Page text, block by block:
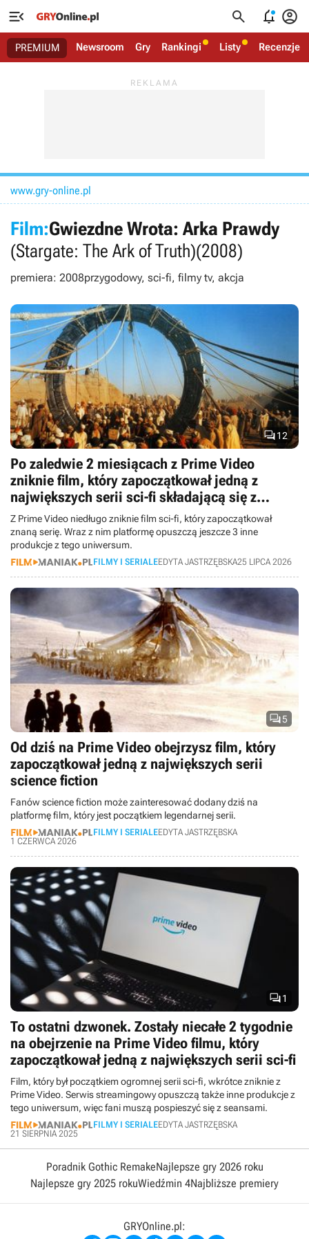
   
PREMIUM Newsroom Gry Rankingi Listy Recenzje
www.gry-online.pl
Film:Gwiezdne Wrota: Arka Prawdy
(Stargate: The Ark of Truth)(2008)
premiera: 2008przygodowy, sci-fi, filmy tv, akcja
12
Po zaledwie 2 miesiącach z Prime Video
zniknie film, który zapoczątkował jedną z
największych serii sci-fi składającą się z
prawie 400 odcinków
Z Prime Video niedługo zniknie film sci-fi, który zapoczątkował
znaną serię. Wraz z nim platformę opuszczą jeszcze 3 inne
produkcje z tego uniwersum.
FILMY I SERIALEEDYTA JASTRZĘBSKA25 LIPCA 2026
5
Od dziś na Prime Video obejrzysz film, który
zapoczątkował jedną z największych serii
science fiction
Fanów science fiction może zainteresować dodany dziś na
platformę film, który jest początkiem legendarnej serii.
FILMY I SERIALEEDYTA JASTRZĘBSKA
1 CZERWCA 2026
1
To ostatni dzwonek. Zostały niecałe 2 tygodnie
na obejrzenie na Prime Video filmu, który
zapoczątkował jedną z największych serii sci-fi
Film, który był początkiem ogromnej serii sci-fi, wkrótce zniknie z
Prime Video. Serwis streamingowy opuszczą także inne produkcje z
tego uniwersum, więc fani muszą pospieszyć się z seansami.
FILMY I SERIALEEDYTA JASTRZĘBSKA
21 SIERPNIA 2025
Poradnik Gothic RemakeNajlepsze gry 2026 roku
Najlepsze gry 2025 rokuWiedźmin 4Najbliższe premiery
GRYOnline.pl: